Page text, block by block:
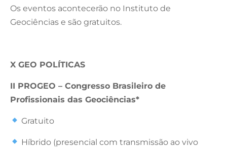
Os eventos acontecerão no Instituto de
Geociências e são gratuitos.
X GEO POLÍTICAS
II PROGEO – Congresso Brasileiro de
Profissionais das Geociências*
Gratuito
Híbrido (presencial com transmissão ao vivo